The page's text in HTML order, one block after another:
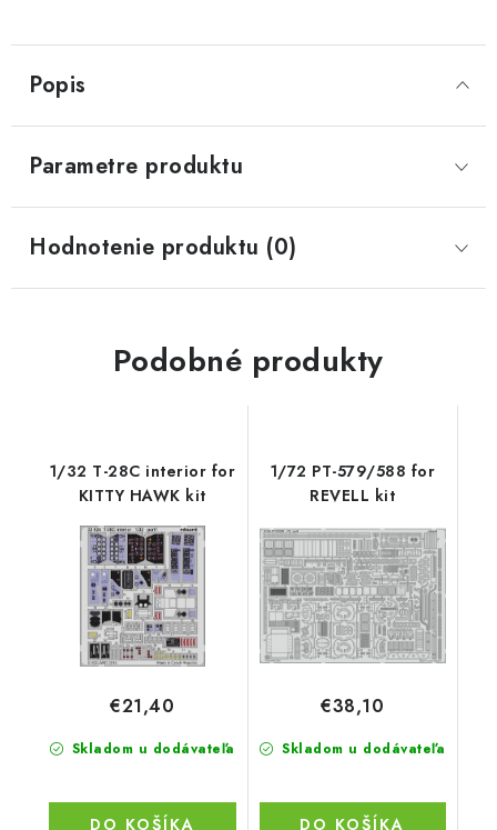
Popis
Parametre produktu
Hodnotenie produktu (0)
Podobné produkty
1/32 T-28C interior for
KITTY HAWK kit
Skladom u dodávateľa
€21,40
DO KOŠÍKA
1/72 PT-579/588 for
REVELL kit
Skladom u dodávateľa
€38,10
DO KOŠÍKA